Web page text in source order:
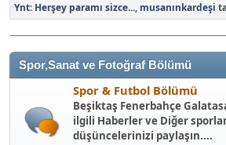
Ynt: Herşey paramı sizce..., musanınkardeşi
Spor,Sanat ve Fotoğraf Bölümü
Spor & Futbol Bölümü
Beşiktaş Fenerbahçe
ilgili Haberler ve Diğer
düşüncelerinizi paylaşın....